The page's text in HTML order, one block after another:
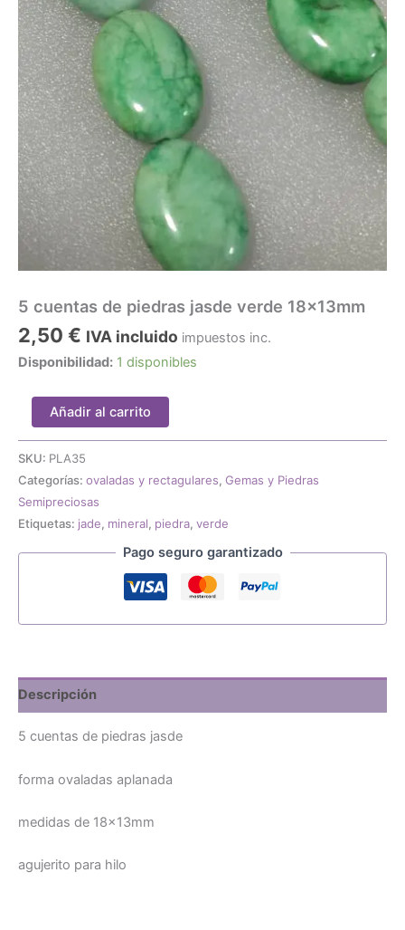
5 cuentas de piedras jasde verde 18x13mm
2,50 € IVA incluido impuestos inc.
Disponibilidad: 1 disponibles
cuentas
de
piedras
jasde
verde
18x13mm
cantidad
Añadir al carrito
SKU: PLA35
Categorías: ovaladas y rectagulares, Gemas y Piedras
Semipreciosas
Etiquetas: jade, mineral, piedra, verde
Pago seguro garantizado
Descripción
5 cuentas de piedras jasde
forma ovaladas aplanada
medidas de 18x13mm
agujerito para hilo